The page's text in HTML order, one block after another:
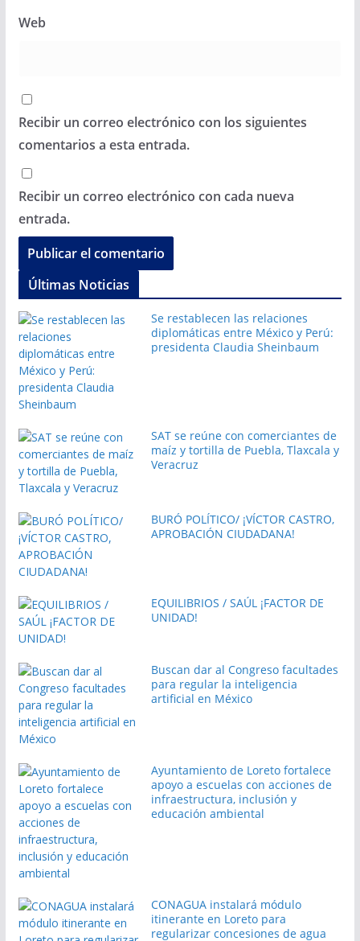
Web
Recibir un correo electrónico con los siguientes
comentarios a esta entrada.
Recibir un correo electrónico con cada nueva
entrada.
Últimas Noticias
Se restablecen las relaciones
diplomáticas entre México y Perú:
presidenta Claudia Sheinbaum
SAT se reúne con comerciantes de
maíz y tortilla de Puebla, Tlaxcala y
Veracruz
BURÓ POLÍTICO/ ¡VÍCTOR CASTRO,
APROBACIÓN CIUDADANA!
EQUILIBRIOS / SAÚL ¡FACTOR DE
UNIDAD!
Buscan dar al Congreso facultades
para regular la inteligencia
artificial en México
Ayuntamiento de Loreto fortalece
apoyo a escuelas con acciones de
infraestructura, inclusión y
educación ambiental
CONAGUA instalará módulo
itinerante en Loreto para
regularizar concesiones de agua